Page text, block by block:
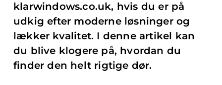
klarwindows.co.uk, hvis du er på
udkig efter moderne løsninger og
lækker kvalitet. I denne artikel kan
du blive klogere på, hvordan du
finder den helt rigtige dør.